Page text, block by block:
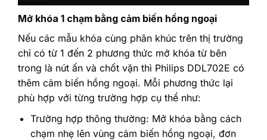
Mở khóa 1 chạm bằng cảm biến hồng ngoại
Nếu các mẫu khóa cùng phân khúc trên thị trường
chỉ có từ 1 đến 2 phương thức mở khóa từ bên
trong là nút ấn và chốt vặn thì Philips DDL702E có
thêm cảm biến hồng ngoại. Mỗi phương thức lại
phù hợp với từng trường hợp cụ thể như:
Trường hợp thông thường: Mở khóa bằng cách
chạm nhẹ lên vùng cảm biến hồng ngoại, đơn